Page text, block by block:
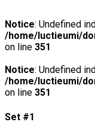
Notice: Undefined
/home/luctieumi/
on line 351
Notice: Undefined
/home/luctieumi/
on line 351
Set #1